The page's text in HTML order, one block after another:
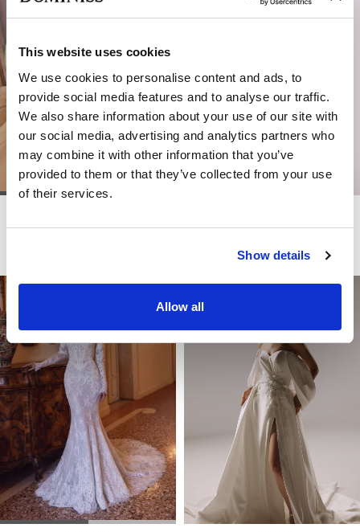
This website uses cookies
We use cookies to personalise content and ads, to
provide social media features and to analyse our traffic.
We also share information about your use of our site with
our social media, advertising and analytics partners who
may combine it with other information that you’ve
provided to them or that they’ve collected from your use
of their services.
Show details
Allow all